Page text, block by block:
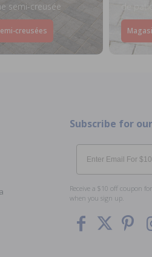
semi-creusée
creusées
de
Subscribe for
Email
Receive a $10 off coupon
when you sign up.